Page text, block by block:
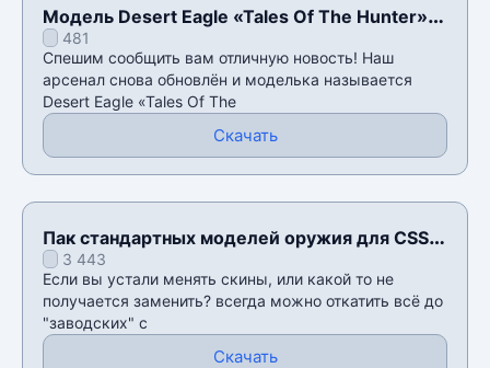
Модель Desert Eagle «Tales Of The Hunter»
для CSS v34
481
Спешим сообщить вам отличную новость! Наш
арсенал снова обновлён и моделька называется
Desert Eagle «Tales Of The
Скачать
Пак стандартных моделей оружия для CSS
v343 443
Если вы устали менять скины, или какой то не
получается заменить? всегда можно откатить всё до
"заводских" с
Скачать